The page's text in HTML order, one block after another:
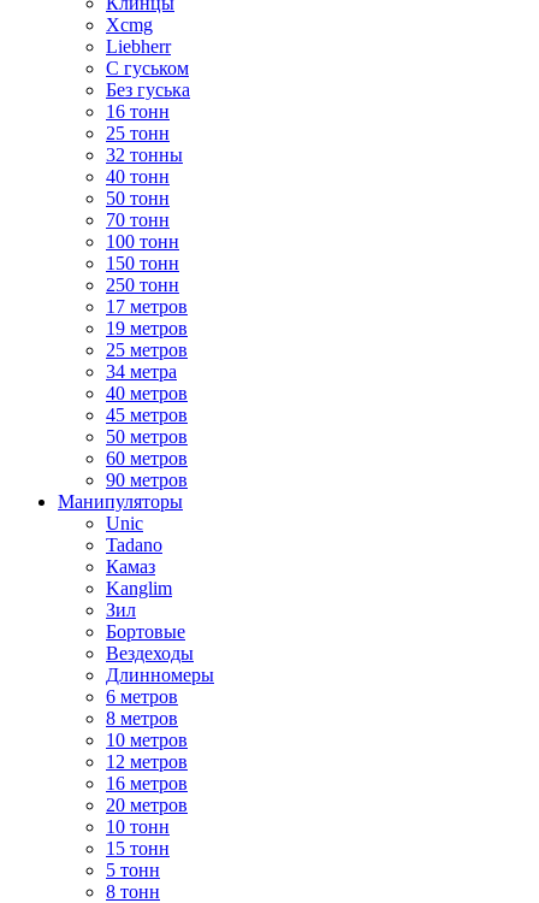
Xcmg
Liebherr
С гуськом
Без гуська
16 тонн
25 тонн
32 тонны
40 тонн
50 тонн
70 тонн
100 тонн
150 тонн
250 тонн
17 метров
19 метров
25 метров
34 метра
40 метров
45 метров
50 метров
60 метров
90 метров
Манипуляторы
Unic
Tadano
Камаз
Kanglim
Зил
Бортовые
Вездеходы
Длинномеры
6 метров
8 метров
10 метров
12 метров
16 метров
20 метров
10 тонн
15 тонн
5 тонн
8 тонн